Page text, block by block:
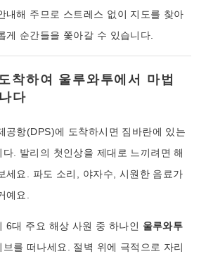
내해 주므로 스트레스 없이 지도를 찾아
게 순간들을 쫓아갈 수 있습니다.
착하여 울루와투에서 마법
다
공항(DPS)에 도착하시면 짐바란에 있는
. 발리의 첫인상을 제대로 느끼려면 해
세요. 파도 소리, 야자수, 시원한 음료가
예요.
6대 주요 해상 사원 중 하나인 울루와투
브를 떠나세요. 절벽 위에 극적으로 자리